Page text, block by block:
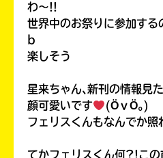
わ〜!!
世界中のお祭りに参加す
b
楽しそう
星来ちゃん､新刊の情報見
顔可愛いです
(ӦｖӦ｡)
フェリスくんもなんでか照
てかフェリスくん何?!こ